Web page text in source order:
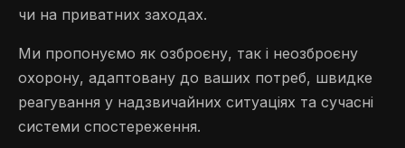
чи на приватних заходах.
Ми пропонуємо як озброєну, так і неозброєну
охорону, адаптовану до ваших потреб, швидке
реагування у надзвичайних ситуаціях та сучасні
системи спостереження.